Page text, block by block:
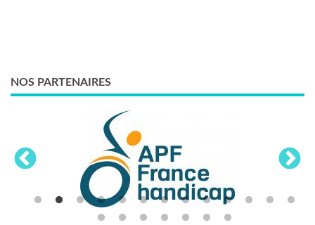
NOS PARTENAIRES